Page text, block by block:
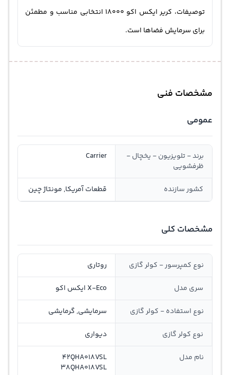
توصیفات، کریر ایکس اکو 18000 انتخابی مناسب و مطمئن
برای سرمایش فضاها است.
مشخصات فنی
عمومی
برند - تلویزیون - یخچال -
ظرفشویی
Carrier
کشور سازنده قطعات آمریکا, مونتاژ چین
مشخصات کلی
نوع کمپرسور - کولر گازی روتاری
سری مدل X-Eco ایکس اکو
نوع استفاده - کولر گازی سرمایشی, گرمایشی
نوع کولر گازی دیواری
نام مدل
42QHA018VSL
38QHA018VSL